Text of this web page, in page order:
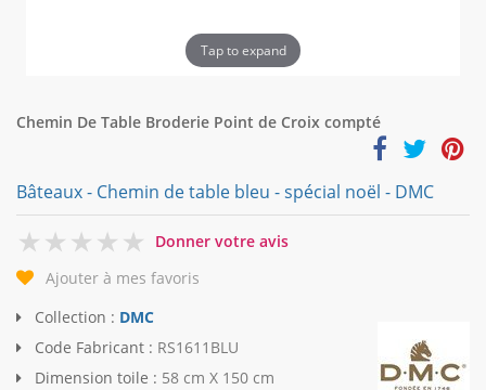
Tap to expand
Chemin De Table Broderie Point de Croix compté
Bâteaux - Chemin de table bleu - spécial noël - DMC
0
Donner votre avis
Ajouter à mes favoris
Collection : DMC
Code Fabricant : RS1611BLU
Dimension toile : 58 cm X 150 cm